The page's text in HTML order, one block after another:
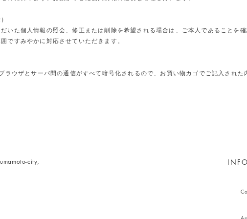
いた個人情報の照会、修正または削除を希望される場合は、ご本人であることを確
ですみやかに対応させていただきます。
ラウザとサーバ間の通信がすべて暗号化されるので、お買い物カゴでご記入された
city,